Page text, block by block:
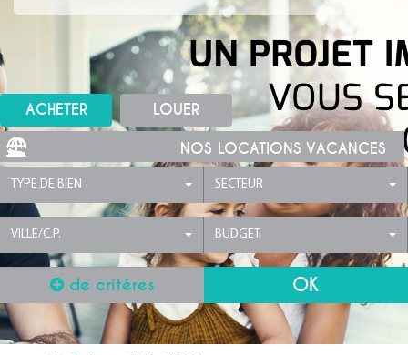
ACHETER LOUER
NOS LOCATIONS VACANCES
TYPE DE BIEN SECTEUR
VILLE/C.P. BUDGET
de critères